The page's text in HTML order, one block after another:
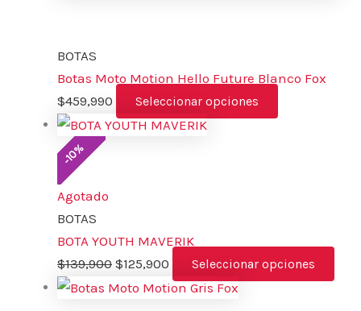
BOTAS
Botas Moto Motion Hello Future Blanco Fox
$459,990 Seleccionar opciones
-
10
%
Agotado
BOTAS
BOTA YOUTH MAVERIK
$139,900 $125,900 Seleccionar opciones